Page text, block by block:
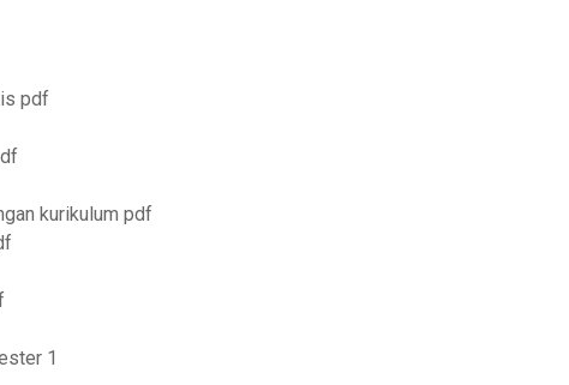
pdf
kurikulum pdf
1